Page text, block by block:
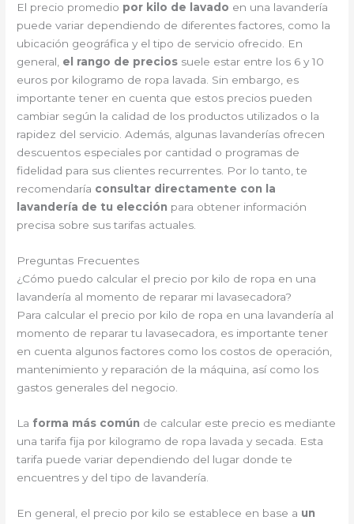
El precio promedio por kilo de lavado en una lavandería
puede variar dependiendo de diferentes factores, como la
ubicación geográfica y el tipo de servicio ofrecido. En
general, el rango de precios suele estar entre los 6 y 10
euros por kilogramo de ropa lavada. Sin embargo, es
importante tener en cuenta que estos precios pueden
cambiar según la calidad de los productos utilizados o la
rapidez del servicio. Además, algunas lavanderías ofrecen
descuentos especiales por cantidad o programas de
fidelidad para sus clientes recurrentes. Por lo tanto, te
recomendaría consultar directamente con la
lavandería de tu elección para obtener información
precisa sobre sus tarifas actuales.
Preguntas Frecuentes
¿Cómo puedo calcular el precio por kilo de ropa en una
lavandería al momento de reparar mi lavasecadora?
Para calcular el precio por kilo de ropa en una lavandería al
momento de reparar tu lavasecadora, es importante tener
en cuenta algunos factores como los costos de operación,
mantenimiento y reparación de la máquina, así como los
gastos generales del negocio.
La forma más común de calcular este precio es mediante
una tarifa fija por kilogramo de ropa lavada y secada. Esta
tarifa puede variar dependiendo del lugar donde te
encuentres y del tipo de lavandería.
En general, el precio por kilo se establece en base a un